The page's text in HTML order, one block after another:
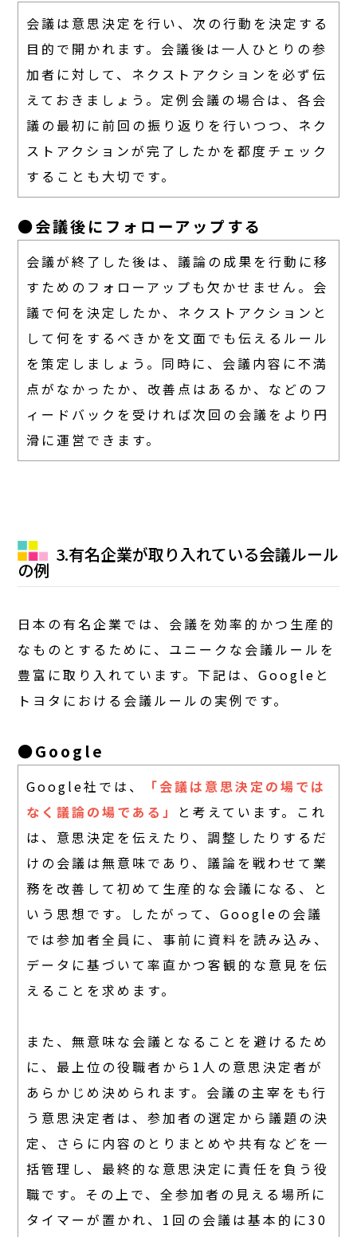
会議は意思決定を行い、次の行動を決定する
目的で開かれます。会議後は一人ひとりの参
加者に対して、ネクストアクションを必ず伝
えておきましょう。定例会議の場合は、各会
議の最初に前回の振り返りを行いつつ、ネク
ストアクションが完了したかを都度チェック
することも大切です。
●会議後にフォローアップする
会議が終了した後は、議論の成果を行動に移
すためのフォローアップも欠かせません。会
議で何を決定したか、ネクストアクションと
して何をするべきかを文面でも伝えるルール
を策定しましょう。同時に、会議内容に不満
点がなかったか、改善点はあるか、などのフ
ィードバックを受ければ次回の会議をより円
滑に運営できます。
3.有名企業が取り入れている会議ルール
の例
日本の有名企業では、会議を効率的かつ生産的
なものとするために、ユニークな会議ルールを
豊富に取り入れています。下記は、Googleと
トヨタにおける会議ルールの実例です。
●Google
Google社では、
「会議は意思決定の場では
なく議論の場である」
と考えています。これ
は、意思決定を伝えたり、調整したりするだ
けの会議は無意味であり、議論を戦わせて業
務を改善して初めて生産的な会議になる、と
いう思想です。したがって、Googleの会議
では参加者全員に、事前に資料を読み込み、
データに基づいて率直かつ客観的な意見を伝
えることを求めます。
また、無意味な会議となることを避けるため
に、最上位の役職者から1人の意思決定者が
あらかじめ決められます。会議の主宰をも行
う意思決定者は、参加者の選定から議題の決
定、さらに内容のとりまとめや共有などを一
括管理し、最終的な意思決定に責任を負う役
職です。その上で、全参加者の見える場所に
タイマーが置かれ、1回の会議は基本的に30